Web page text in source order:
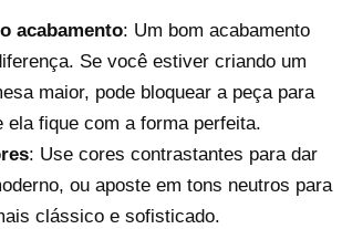
acabamento: Um bom acabamento
Se você estiver criando um
maior, pode bloquear a peça para
ela fique com a forma perfeita.
: Use cores contrastantes para dar
ou aposte em tons neutros para
clássico e sofisticado.